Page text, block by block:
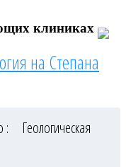
клиниках
на Степана
:
Геологическая